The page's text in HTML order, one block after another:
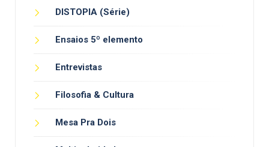
DISTOPIA (Série)
Ensaios 5º elemento
Entrevistas
Filosofia & Cultura
Mesa Pra Dois